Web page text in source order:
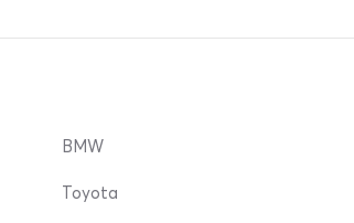
BMW
Toyota